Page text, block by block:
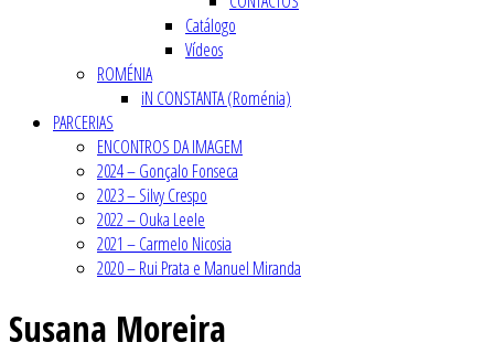
Catálogo
Vídeos
ROMÉNIA
iN CONSTANTA (Roménia)
PARCERIAS
ENCONTROS DA IMAGEM
2024 – Gonçalo Fonseca
2023 – Silvy Crespo
2022 – Ouka Leele
2021 – Carmelo Nicosia
2020 – Rui Prata e Manuel Miranda
Susana Moreira